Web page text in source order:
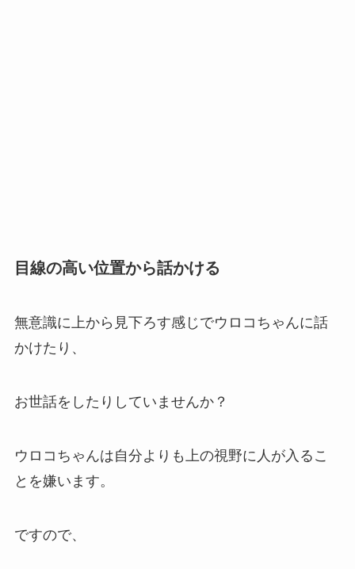
目線の高い位置から話かける
無意識に上から見下ろす感じでウロコちゃんに話
かけたり、
お世話をしたりしていませんか？
ウロコちゃんは自分よりも上の視野に人が入るこ
とを嫌います。
ですので、